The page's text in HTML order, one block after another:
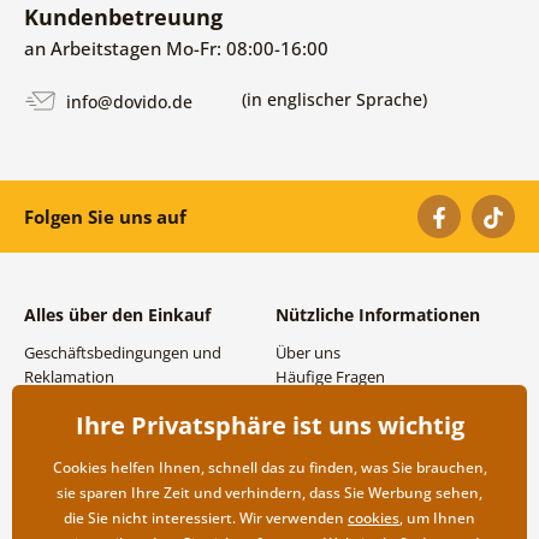
Kundenbetreuung
an Arbeitstagen Mo-Fr: 08:00-16:00
info@dovido.de (in englischer Sprache)
Folgen Sie uns auf
Alles über den Einkauf
Geschäftsbedingungen und
Reklamation
Versand- und
Rücksendung der Ware
Nützliche Informationen
Über uns
Häufige Fragen
Großhandel und
Ihre Privatsphäre ist uns wichtig
Cookies helfen Ihnen, schnell das zu finden, was Sie brauchen,
sie sparen Ihre Zeit und verhindern, dass Sie Werbung sehen,
die Sie nicht interessiert. Wir verwenden cookies, um Ihnen